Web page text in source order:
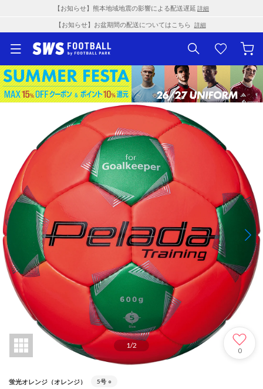
【お知らせ】熊本地域地震の影響による配送遅延 詳細
【お知らせ】お盆期間の配送についてはこちら 詳細
1/2
0
蛍光オレンジ（オレンジ） 5号 ○